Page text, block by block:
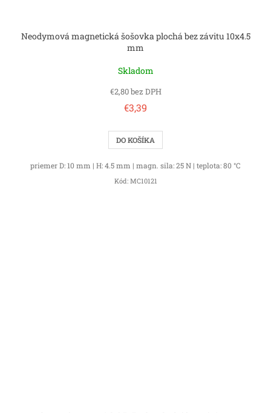
Neodymová magnetická šošovka plochá bez závitu 10x4.5
mm
Skladom
€2,80 bez DPH
€3,39
DO KOŠÍKA
priemer D: 10 mm | H: 4.5 mm | magn. sila: 25 N | teplota: 80 °C
Kód: MC10121